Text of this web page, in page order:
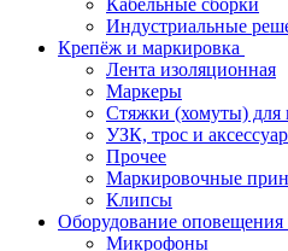
Кабельные сборки
Индустриальные
Крепёж и маркировка
Лента изоляционная
Маркеры
Стяжки (хомуты) для
УЗК, трос и
Прочее
Маркировочные
Клипсы
Оборудование оповещения
Микрофоны